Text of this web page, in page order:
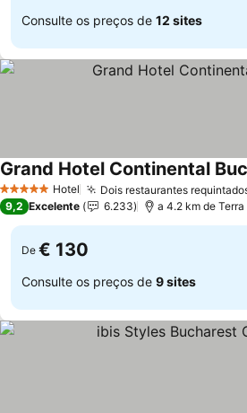
Consulte os preços de 12 sites
5 Estrelas Hotel Dois restaurantes
Grand Hotel Continental
9,2 Excelente 6.233 a 4.2 km de Terra
De € 130
Consulte os preços de 9 sites